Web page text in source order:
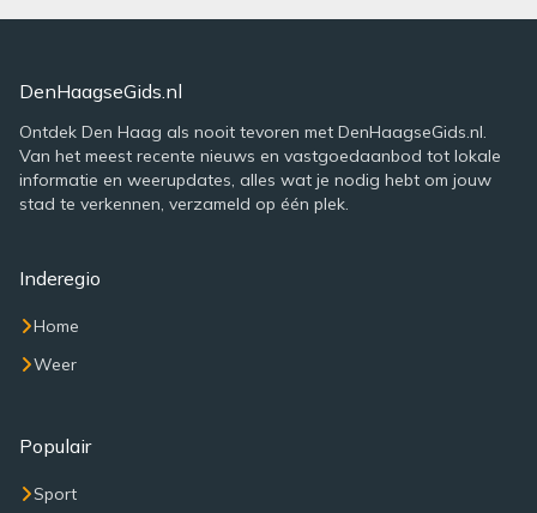
DenHaagseGids.nl
Ontdek Den Haag als nooit tevoren met DenHaagseGids.nl.
Van het meest recente nieuws en vastgoedaanbod tot lokale
informatie en weerupdates, alles wat je nodig hebt om jouw
stad te verkennen, verzameld op één plek.
Inderegio
Home
Weer
Populair
Sport